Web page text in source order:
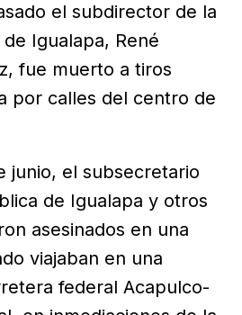
el subdirector de la
Igualapa, René
fue muerto a tiros
por calles del centro de
junio, el subsecretario
de Igualapa y otros
asesinados en una
viajaban en una
federal Acapulco-